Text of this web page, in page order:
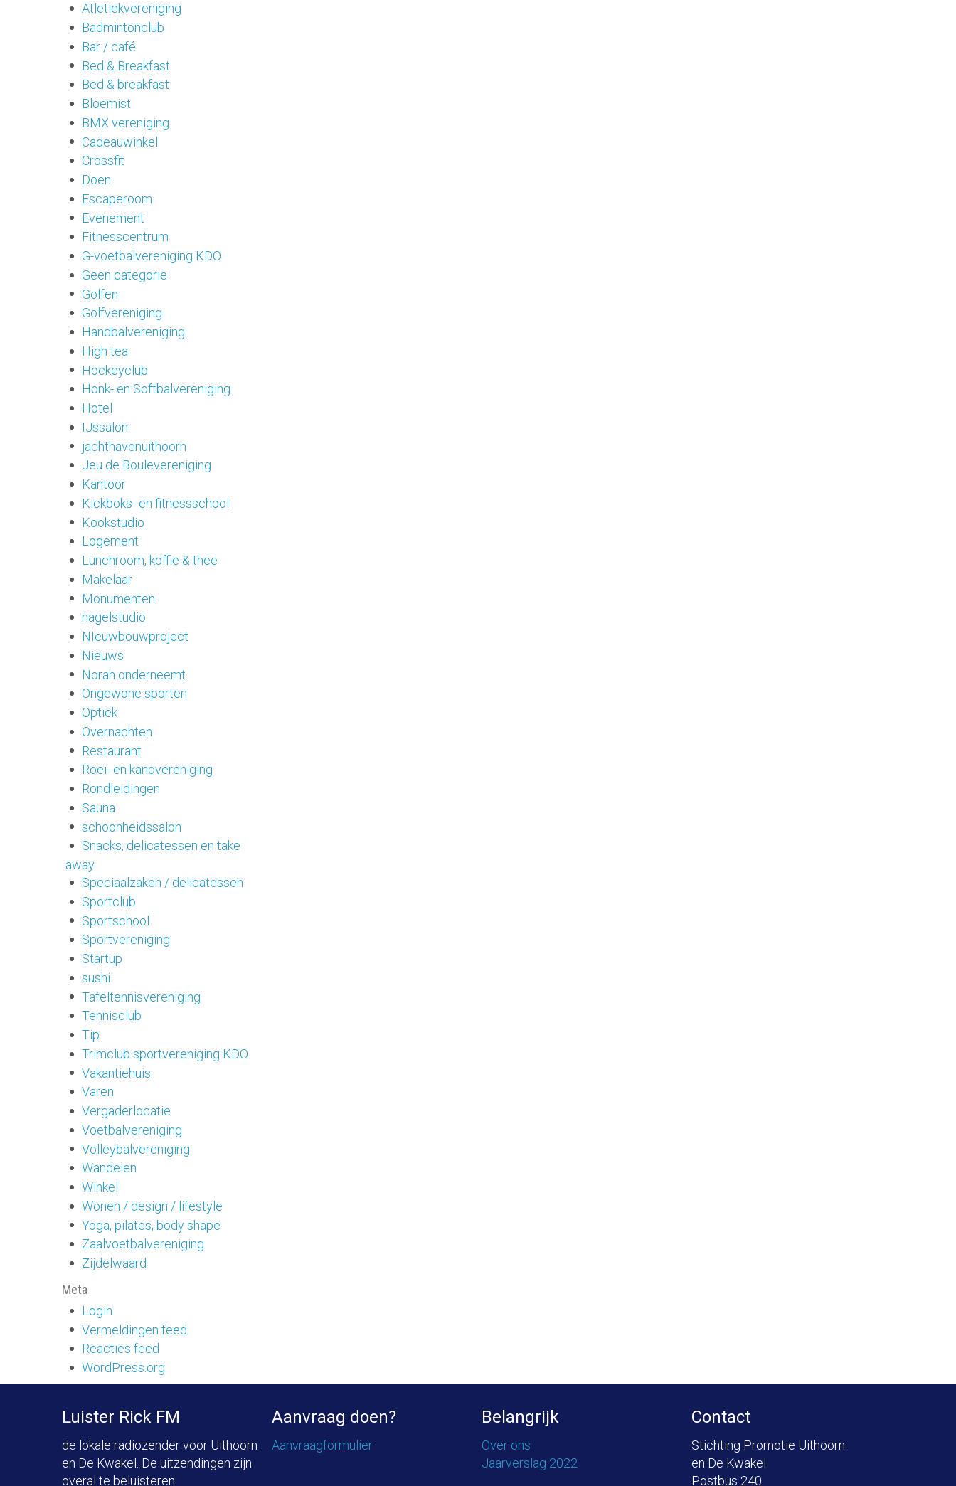
Atletiekvereniging
Badmintonclub
Bar / café
Bed & Breakfast
Bed & breakfast
Bloemist
BMX vereniging
Cadeauwinkel
Crossfit
Doen
Escaperoom
Evenement
Fitnesscentrum
G-voetbalvereniging KDO
Geen categorie
Golfen
Golfvereniging
Handbalvereniging
High tea
Hockeyclub
Honk- en Softbalvereniging
Hotel
IJssalon
jachthavenuithoorn
Jeu de Boulevereniging
Kantoor
Kickboks- en fitnessschool
Kookstudio
Logement
Lunchroom, koffie & thee
Makelaar
Monumenten
nagelstudio
NIeuwbouwproject
Nieuws
Norah onderneemt
Ongewone sporten
Optiek
Overnachten
Restaurant
Roei- en kanovereniging
Rondleidingen
Sauna
schoonheidssalon
Snacks, delicatessen en take
away
Speciaalzaken / delicatessen
Sportclub
Sportschool
Sportvereniging
Startup
sushi
Tafeltennisvereniging
Tennisclub
Tip
Trimclub sportvereniging KDO
Vakantiehuis
Varen
Vergaderlocatie
Voetbalvereniging
Volleybalvereniging
Wandelen
Winkel
Wonen / design / lifestyle
Yoga, pilates, body shape
Zaalvoetbalvereniging
Zijdelwaard
Meta
Login
Vermeldingen feed
Reacties feed
WordPress.org
Luister Rick FM
de lokale radiozender voor Uithoorn
en De Kwakel. De uitzendingen zijn
overal te beluisteren
Aanvraag doen?
Aanvraagformulier
Belangrijk
Over ons
Jaarverslag 2022
Contact
Stichting Promotie Uithoorn
en De Kwakel
Postbus 240